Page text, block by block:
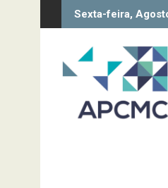
Sexta-feira,
Diretiva “Transparência